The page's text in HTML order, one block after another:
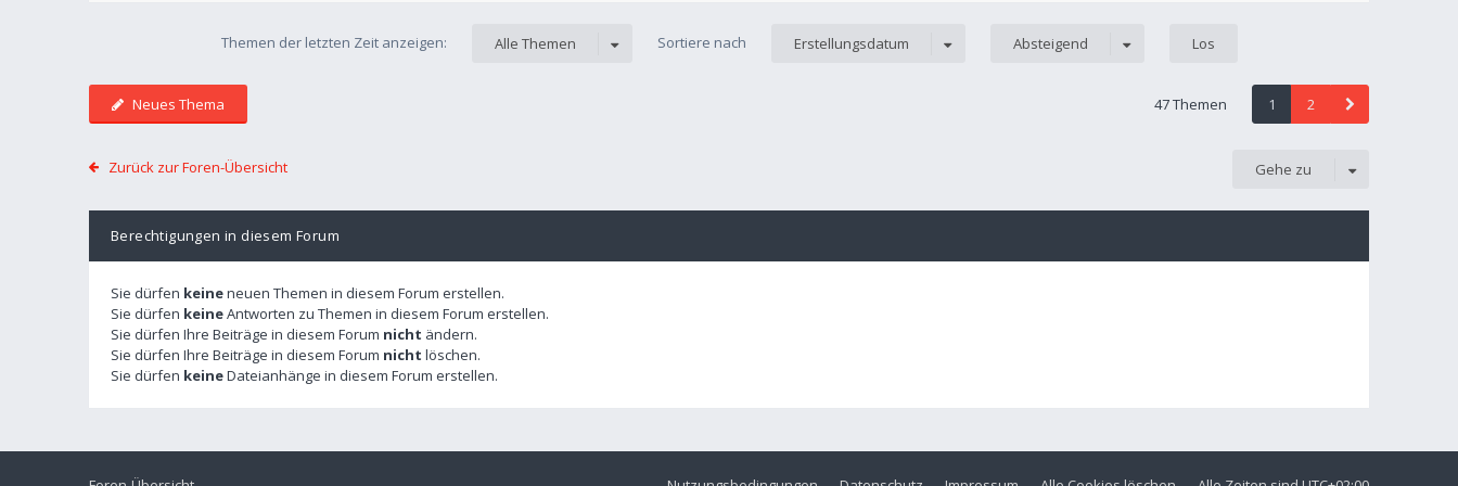
Themen der letzten Zeit anzeigen: Alle Themen Sortiere nach Erstellungsdatum Absteigend
Neues Thema 47 Themen 1 2
Zurück zur Foren-Übersicht Gehe zu
Berechtigungen in diesem Forum
Sie dürfen keineneuen Themen in diesem Forum erstellen.
Sie dürfen keineAntworten zu Themen in diesem Forum erstellen.
Sie dürfen Ihre Beiträge in diesem Forum nicht ändern.
Sie dürfen Ihre Beiträge in diesem Forum nicht löschen.
Sie dürfen keineDateianhänge in diesem Forum erstellen.